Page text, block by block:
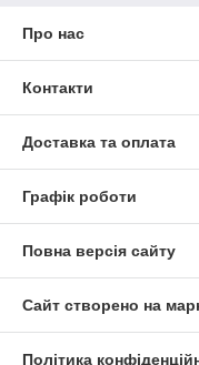
Про нас
Контакти
Доставка та оплата
Графік роботи
Повна версія сайту
Сайт створено на
Політика